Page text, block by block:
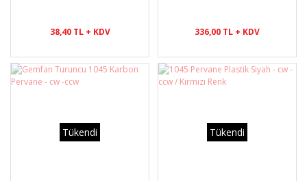
38,40 TL + KDV 336,00 TL + KDV
Tükendi Tükendi